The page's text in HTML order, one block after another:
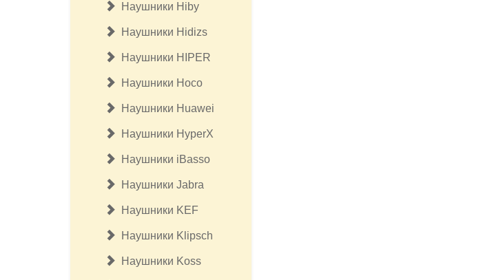
Наушники Hiby
Наушники Hidizs
Наушники HIPER
Наушники Hoco
Наушники Huawei
Наушники HyperX
Наушники iBasso
Наушники Jabra
Наушники KEF
Наушники Klipsсh
Наушники Koss